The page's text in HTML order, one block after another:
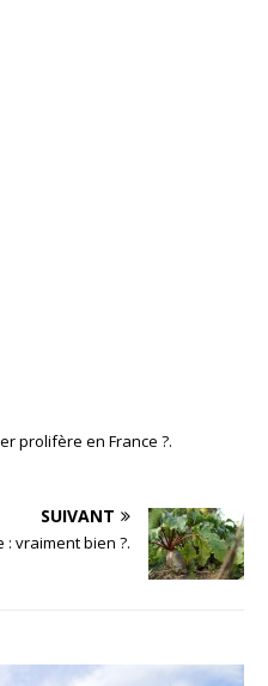
prolifère en France ?.
SUIVANT
: vraiment bien ?.